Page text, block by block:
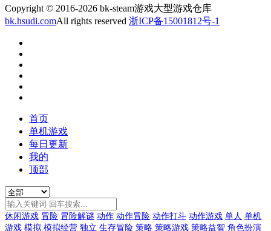
Copyright © 2016-2026 bk-steam游戏大型游戏仓库
bk.hsudi.comAll rights reserved 浙ICP备15001812号-1
首页
单机游戏
每日更新
我的
顶部
休闲游戏 冒险 冒险解谜 动作 动作冒险 动作打斗 动作游戏 单人 单机
游戏 模拟 模拟经营 独立 生存冒险 策略 策略游戏 策略益智 角色扮演